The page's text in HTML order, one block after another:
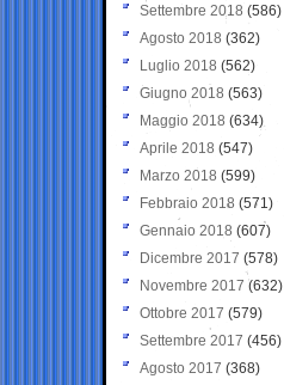
Settembre 2018 (586)
Agosto 2018 (362)
Luglio 2018 (562)
Giugno 2018 (563)
Maggio 2018 (634)
Aprile 2018 (547)
Marzo 2018 (599)
Febbraio 2018 (571)
Gennaio 2018 (607)
Dicembre 2017 (578)
Novembre 2017 (632)
Ottobre 2017 (579)
Settembre 2017 (456)
Agosto 2017 (368)